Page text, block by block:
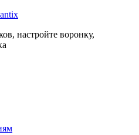
настройте воронку,